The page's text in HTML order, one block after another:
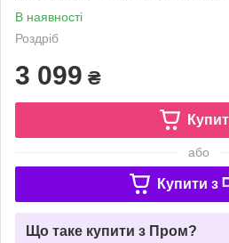
В наявності
Роздріб
3 099 ₴
або
Купити з
Що таке купити з Пром?